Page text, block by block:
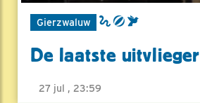
Gierzwaluw
De laatste uitvlieger
27 jul , 23:59